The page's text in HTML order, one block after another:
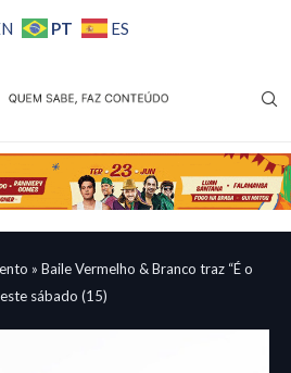
PT ES
» Baile Vermelho & Branco traz “É o
sábado (15)